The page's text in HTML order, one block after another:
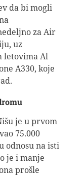
da bi mogli
za Air
uz
letovima Al
A330, koje
je u prvom
75.000
odnosu na isti
je i manje
prošle